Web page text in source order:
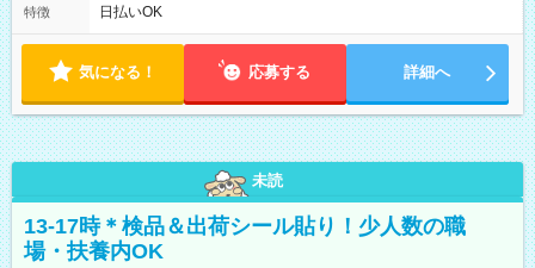
フト！ 残業ほぼナシ（0～5h/月）
特徴 日払いOK
気になる！ 応募する 詳細へ
未読
13-17時＊検品＆出荷シール貼り！少人数の職
場・扶養内OK